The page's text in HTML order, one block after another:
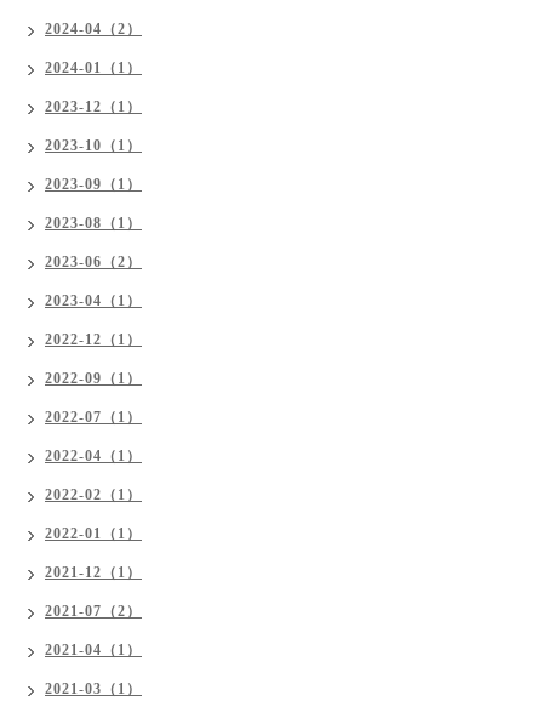
2024-04（2）
2024-01（1）
2023-12（1）
2023-10（1）
2023-09（1）
2023-08（1）
2023-06（2）
2023-04（1）
2022-12（1）
2022-09（1）
2022-07（1）
2022-04（1）
2022-02（1）
2022-01（1）
2021-12（1）
2021-07（2）
2021-04（1）
2021-03（1）